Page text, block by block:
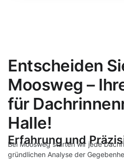
Entscheiden
Moosweg –
für
Halle!
Erfahrung und
Bei Moosweg starten wir jede
gründlichen Analyse der